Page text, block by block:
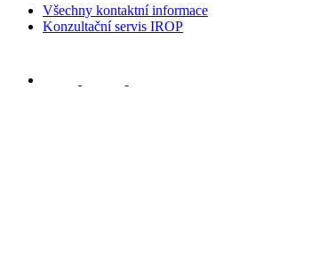
Všechny kontaktní informace
Konzultační servis IROP